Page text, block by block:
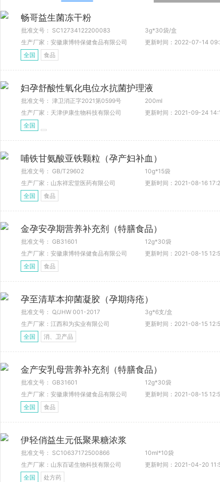
畅哥益生菌冻干粉
批准文号： SC12734122200083
3g*30袋/盒
生产厂家：安徽康博特保健食品有限公司
更新时间：2022-07-14
全国
食品
妇孕舒酸性氧化电位水抗菌护理液
批准文号： 津卫消正字2021第0599号
200ml
生产厂家：天津伊康生物科技有限公司
更新时间：2021-09-24
全国
哺铁甘氨酸亚铁颗粒（孕产妇补血）
批准文号： GB/T29602
10g*15袋
生产厂家：山东祥宏堂医药有限公司
更新时间：2021-08-16
全国
食品
金孕安孕期营养补充剂（特膳食品）
批准文号： GB31601
12g*30袋
生产厂家：安徽康博特保健食品有限公司
更新时间：2021-08-15
全国
食品
孕至清草本抑菌凝胶（孕期痔疮）
批准文号： Q/JHW 001-2017
3g*6支/盒
生产厂家：江西和为实业有限公司
更新时间：2021-08-15
全国
消、卫产品
金产安乳母营养补充剂（特膳食品）
批准文号： GB31601
12g*30袋
生产厂家：安徽康博特保健食品有限公司
更新时间：2021-08-15
全国
食品
伊轻俏益生元低聚果糖浓浆
批准文号： SC10637172500866
10ml*10袋
生产厂家：山东百诺生物科技有限公司
更新时间：2021-04-20
全国
处方药